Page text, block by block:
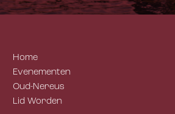
Home
Evenementen
Oud-Nereus
Lid Worden